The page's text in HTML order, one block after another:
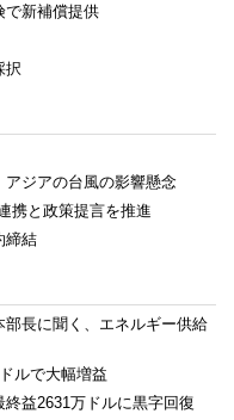
で新補償提供
択
アジアの台風の影響懸念
携と政策提言を推進
締結
部長に聞く、エネルギー供給
ルで大幅増益
益2631万ドルに黒字回復